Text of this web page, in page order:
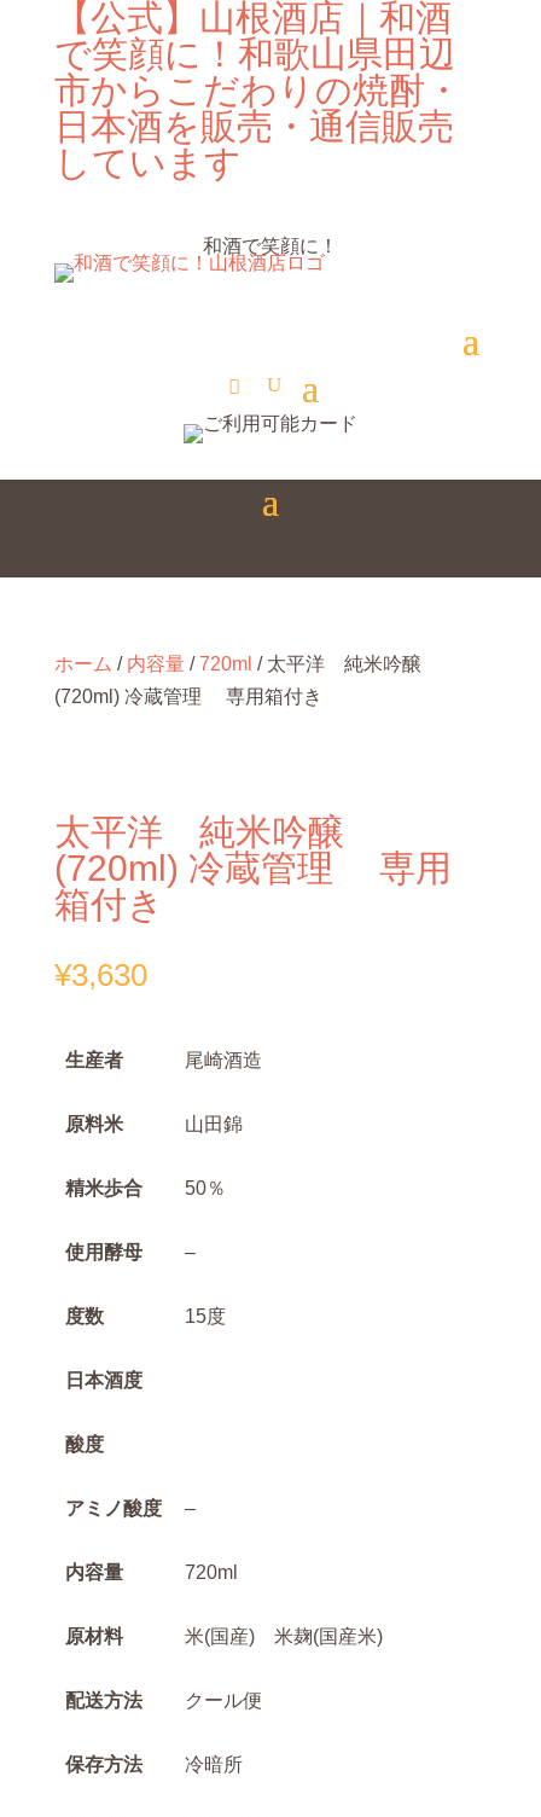
【公式】山根酒店｜和酒
で笑顔に！和歌山県田辺
市からこだわりの焼酎・
日本酒を販売・通信販売
しています
和酒で笑顔に！
ホーム / 内容量/720ml / 太平洋 純米吟醸
(720ml) 冷蔵管理 専用箱付き
太平洋 純米吟醸
(720ml) 冷蔵管理 専用
箱付き
¥3,630
生産者 尾崎酒造
原料米 山田錦
精米歩合 50％
使用酵母 –
度数 15度
日本酒度
酸度
アミノ酸度 –
内容量 720ml
原材料 米(国産) 米麹(国産米)
配送方法 クール便
保存方法 冷暗所